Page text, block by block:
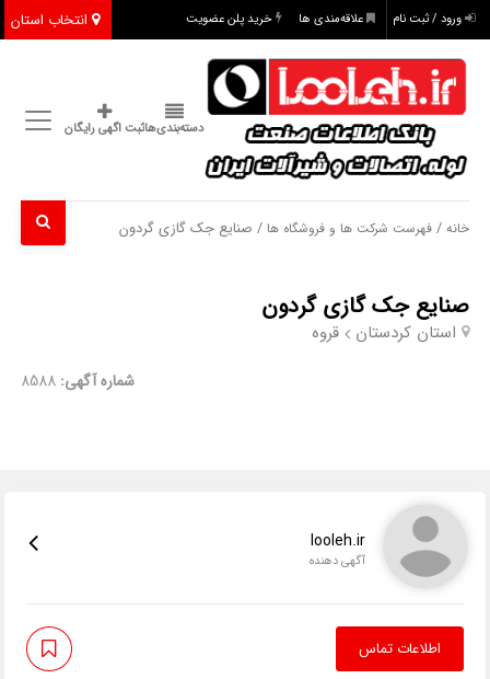
انتخاب استان ورود / ثبت نام علاقه‌مندی ها خرید پلن عضویت
دسته‌بندی‌هاثبت اگهی رایگان
خانه /فهرست شرکت ها و فروشگاه ها / صنایع جک گازی گردون
صنایع جک گازی گردون
استان کردستان قروه
شماره آگهی: 8588
looleh.ir
آگهی دهنده
اطلاعات تماس